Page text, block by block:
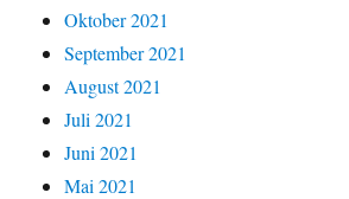
Oktober 2021
September 2021
August 2021
Juli 2021
Juni 2021
Mai 2021